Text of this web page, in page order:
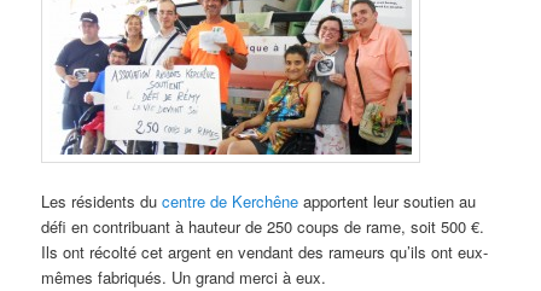
Les résidents du centre de Kerchêne apportent leur soutien au
défi en contribuant à hauteur de 250 coups de rame, soit 500 €.
Ils ont récolté cet argent en vendant des rameurs qu’ils ont eux-
mêmes fabriqués. Un grand merci à eux.